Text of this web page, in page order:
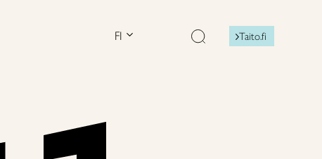
FI Taito.fi